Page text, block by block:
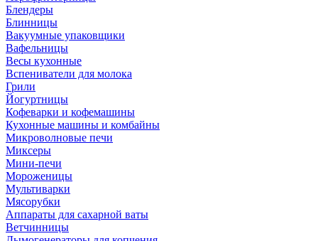
Блендеры
Блинницы
Вакуумные упаковщики
Вафельницы
Весы кухонные
Вспениватели для молока
Грили
Йогуртницы
Кофеварки и кофемашины
Кухонные машины и комбайны
Микроволновые печи
Миксеры
Мини-печи
Мороженицы
Мультиварки
Мясорубки
Аппараты для сахарной ваты
Ветчинницы